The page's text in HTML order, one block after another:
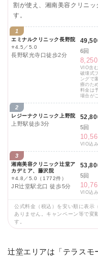
割が使え、湘南美容クリニ
す。
1
エミナルクリニック長野院
⭐4.5／5.0
長野駅光寺口徒歩2分
6回
VIO含
破壊式
ングで
療のた
料金は
場合が
2
レジーナクリニック上野院
上野駅徒歩3分
5回
VIO込み
3
湘南美容クリニック辻堂ア
カデミア、藤沢院
⭐4.8／5.0 （1772件）
JR辻堂駅北口 徒歩5分
5回
VIO込み
公式料金（税込）を安い順に表示
ありません。キャンペーン等で変
す。
辻堂エリアは「テラスモ